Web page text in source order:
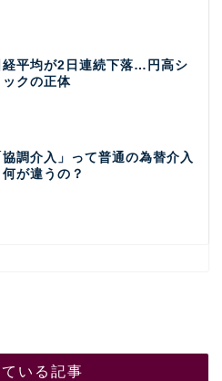
経平均が2日連続下落…円高シ
ックの正体
協調介入」って普通の為替介入
何が違うの？
いる記事